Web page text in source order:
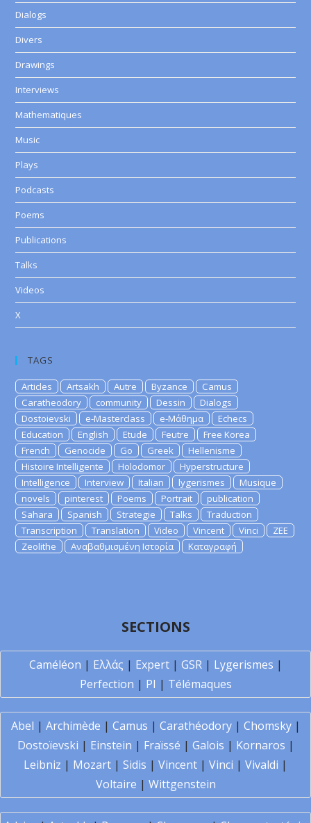
Dialogs
Divers
Drawings
Interviews
Mathematiques
Music
Plays
Podcasts
Poems
Publications
Talks
Videos
X
TAGS
Articles Artsakh Autre Byzance
Camus
Caratheodory
community Dessin
Dialogs
Dostoievski
e-Masterclass e-Μάθημα
Echecs
Education
English Etude Feutre
Free Korea
French
Genocide Go Greek
Hellenisme
Histoire Intelligente
Holodomor
Hyperstructure
Intelligence
Interview Italian lygerismes
Musique
novels
pinterest Poems Portrait
publication
Sahara
Spanish Strategie Talks
Traduction
Transcription
Translation Video Vincent Vinci
ZEE
Zeolithe
Αναβαθμισμένη Ιστορία Καταγραφή
SECTIONS
Caméléon | Ελλάς | Expert| GSR| Lygerismes |
Perfection | PI | Télémaques
Abel | Archimède | Camus | Carathéodory| Chomsky|
Dostoïevski | Einstein | Fraïssé | Galois | Kornaros |
Leibniz | Mozart | Sidis | Vincent | Vinci | Vivaldi |
Voltaire | Wittgenstein